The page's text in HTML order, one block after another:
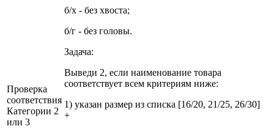
Проверка
соответствия
Категории 2
или 3
б/х - без хвоста;
б/г - без головы.
Задача:
Выведи 2, если наименование товара
соответствует всем критериям ниже:
1) указан размер из списка [16/20, 21/25, 26/30]
+